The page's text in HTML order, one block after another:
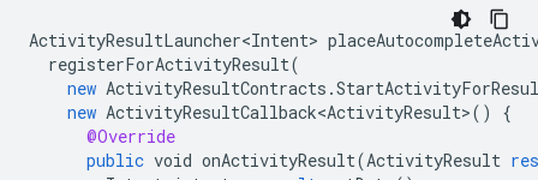
ActivityResultLauncher<Intent>
registerForActivityResult(
new ActivityResultContracts .
new ActivityResultCallback<ActivityResult>()
{
@Override
public void onActivityResult(ActivityResult